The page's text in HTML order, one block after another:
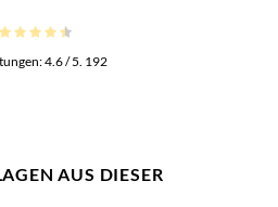
4.6/ 5. 192
AUS DIESER